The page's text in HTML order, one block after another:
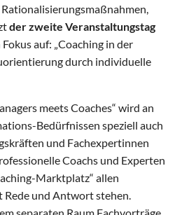
der zweite Veranstaltungstag
auf: „Coaching in der
durch individuelle
meets Coaches“ wird an
Bedürfnissen speziell auch
und Fachexpertinnen
Coachs und Experten
Marktplatz“ allen
Rede und Antwort stehen.